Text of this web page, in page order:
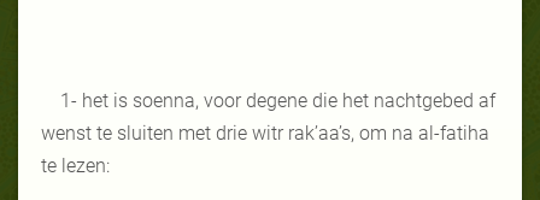
1- het is soenna, voor degene die het nachtgebed af
wenst te sluiten met drie witr rak’aa’s, om na al-fatiha
te lezen: